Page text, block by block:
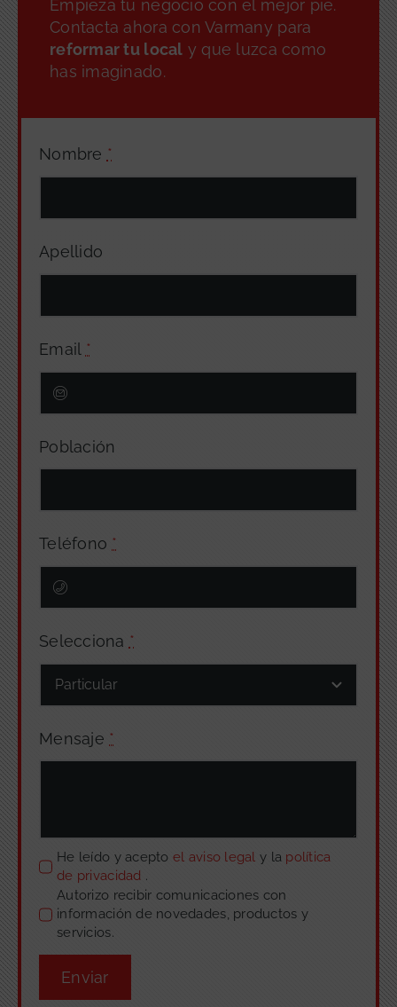
Nombre *
Apellido
Email *
Población
Teléfono *
Selecciona *
Mensaje *
He leído y acepto el aviso legaly la política
de privacidad .
Autorizo recibir comunicaciones con
información de novedades, productos y
servicios.
Enviar
Empieza tu negocio con el mejor pie.
Contacta ahora con Varmany para
reformar tu local y que luzca como
has imaginado.